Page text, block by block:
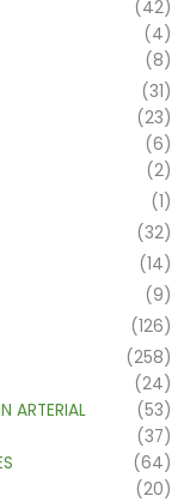
(42)
(4)
(8)
(31)
(23)
(6)
(2)
(1)
(32)
(14)
(9)
(126)
(258)
(24)
ARTERIAL
(53)
(37)
(64)
(20)